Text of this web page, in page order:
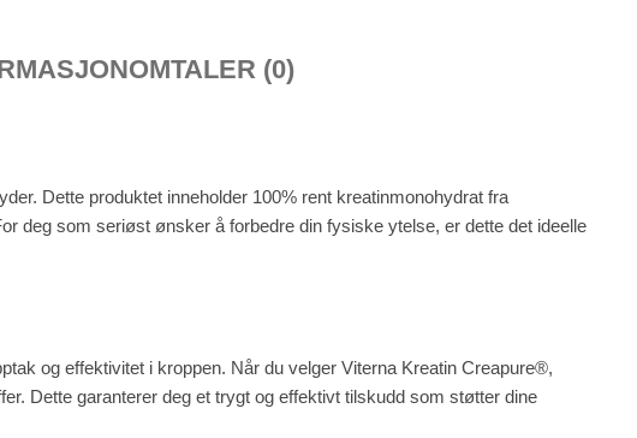
OMTALER (0)
Dette produktet inneholder 100% rent kreatinmonohydrat fra
deg som seriøst ønsker å forbedre din fysiske ytelse, er dette det ideelle
og effektivitet i kroppen. Når du velger Viterna Kreatin Creapure®,
Dette garanterer deg et trygt og effektivt tilskudd som støtter dine